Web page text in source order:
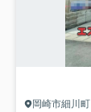
岡崎市細川町